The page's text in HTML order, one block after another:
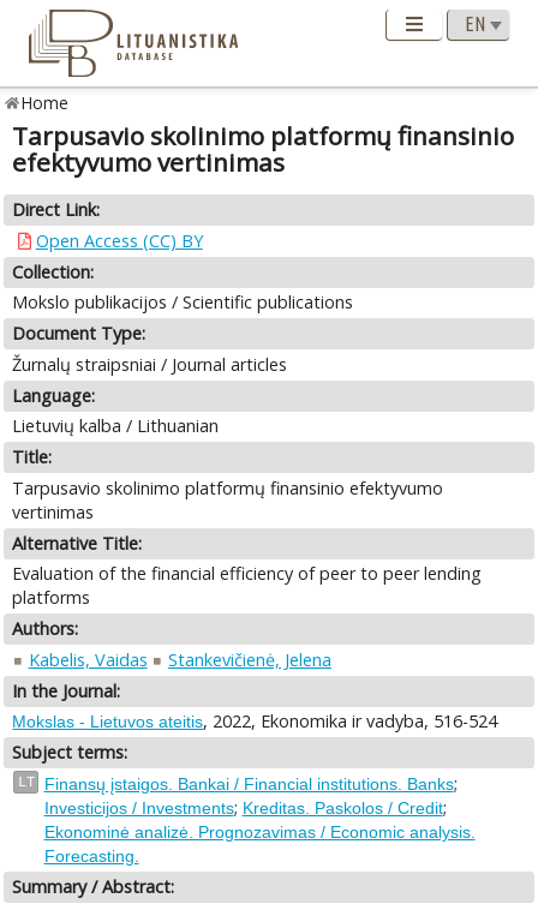
Home
Tarpusavio skolinimo platformų finansinio
efektyvumo vertinimas
Direct Link:
Open Access (CC) BY
Collection:
Mokslo publikacijos / Scientific publications
Document Type:
Žurnalų straipsniai / Journal articles
Language:
Lietuvių kalba / Lithuanian
Title:
Tarpusavio skolinimo platformų finansinio efektyvumo
vertinimas
Alternative Title:
Evaluation of the financial efficiency of peer to peer lending
platforms
Authors:
Kabelis, Vaidas
Stankevičienė, Jelena
In the Journal:
Mokslas - Lietuvos ateitis, 2022, Ekonomika ir vadyba, 516-524
Subject terms:
LT Finansų įstaigos. Bankai / Financial institutions. Banks;
Investicijos / Investments; Kreditas. Paskolos / Credit;
Ekonominė analizė. Prognozavimas / Economic analysis.
Forecasting.
Summary / Abstract: